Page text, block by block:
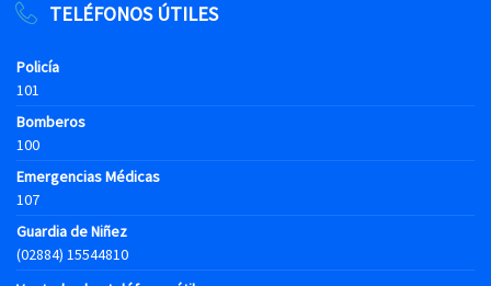
TELÉFONOS ÚTILES
Policía
101
Bomberos
100
Emergencias Médicas
107
Guardia de Niñez
(02884) 15544810